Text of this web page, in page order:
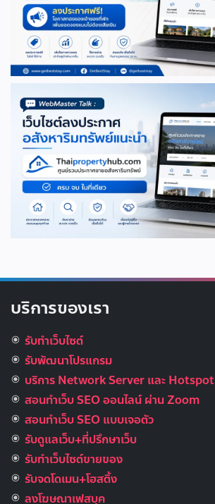
บริการของเรา
รับทำเว็บไซต์
รับพัฒนาโปรแกรม
บริการ Network Server และ Hotspot
สอนทำเว็บ SEO ออนไลน์ ผ่าน Zoom
สอนทำเว็บ SEO แบบเจอตัว
รับดูแลเว็บ+ที่ปรึกษาเว็บ
รับทําเว็บไซต์ขายของ
รับจดโดเมน+โฮสติ้ง
ลงโฆษณาเฟสบุค